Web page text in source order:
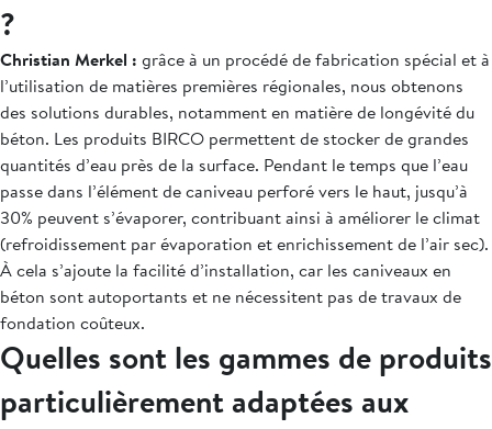
?
Christian Merkel : grâce à un procédé de fabrication spécial et à
l’utilisation de matières premières régionales, nous obtenons
des solutions durables, notamment en matière de longévité du
béton. Les produits BIRCO permettent de stocker de grandes
quantités d’eau près de la surface. Pendant le temps que l’eau
passe dans l’élément de caniveau perforé vers le haut, jusqu’à
30% peuvent s’évaporer, contribuant ainsi à améliorer le climat
(refroidissement par évaporation et enrichissement de l’air sec).
À cela s’ajoute la facilité d’installation, car les caniveaux en
béton sont autoportants et ne nécessitent pas de travaux de
fondation coûteux.
Quelles sont les gammes de produits
particulièrement adaptées aux